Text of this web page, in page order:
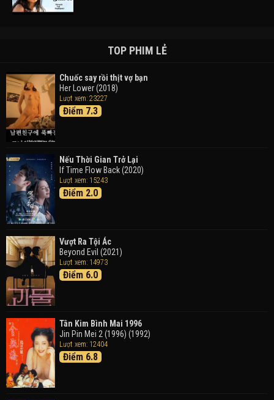
Takas (2024)
Thám Tử Lừng Danh Conan 26: Tàu Ngầm Sắt Màu
Đen
Detective Conan: Black Iron Submarine (2023)
Trong Tranh
Doraemon the Movie: Nobita's Art World Tales (2025)
Tháng Ngày Tươi Đẹp
TOP PHIM LẺ
Chuốc say rồi thịt vợ bạn
Her Lower (2018)
Lượt xem: 23227
Điểm 7.3
Nếu Thời Gian Trở Lại
If Time Flow Back (2020)
Lượt xem: 15243
Điểm 2.0
Vượt Ra Tội Ác
Beyond Evil (2021)
Lượt xem: 14973
Điểm 6.0
Tân Kim Bình Mai 1996
Jin Pin Mei 2 (1996) (1992)
Lượt xem: 12404
Điểm 6.8